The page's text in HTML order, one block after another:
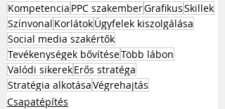
Kompetencia PPC szakemberGrafikusSkillek
Színvonal KorlátokÜgyfelek kiszolgálása
Social media szakértők
Tevékenységek bővítéseTöbb lábon
Valódi sikerekErős stratéga
Stratégia alkotásaVégrehajtás
Csapatépítés